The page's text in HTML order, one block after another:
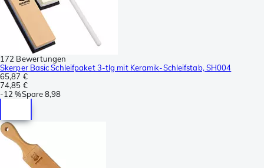
172 Bewertungen
Skerper Basic Schleifpaket 3-tlg mit Keramik-Schleifstab, SH004
65,87 €
74,85 €
-12 %Spare8,98